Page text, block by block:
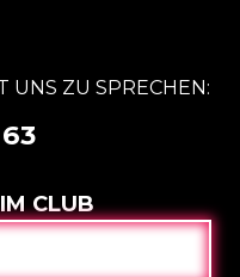
UNS ZU SPRECHEN:
CLUB